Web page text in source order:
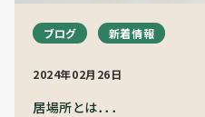
ブログ 新着情報
2024年02月26日
居場所とは．．．